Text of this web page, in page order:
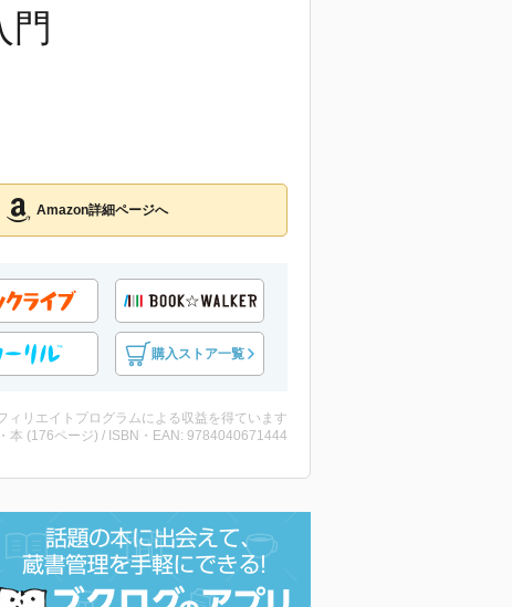
門
Amazon詳細ページへ
購入ストア一覧
ィリエイトプログラムによる収益を得ています
本 (176ページ) / ISBN・EAN: 9784040671444